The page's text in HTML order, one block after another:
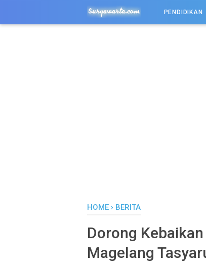
PENDIDIKAN
HOME › BERITA
Dorong
Magelang